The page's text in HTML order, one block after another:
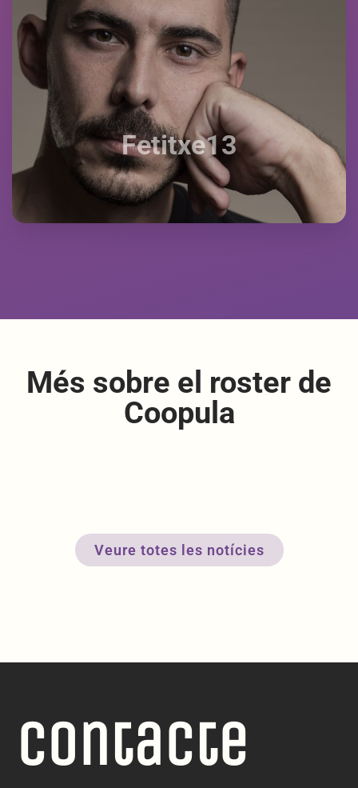
Fetitxe13
Fetitxe13
Més sobre el roster de
Coopula
Veure totes les notícies
Contacte